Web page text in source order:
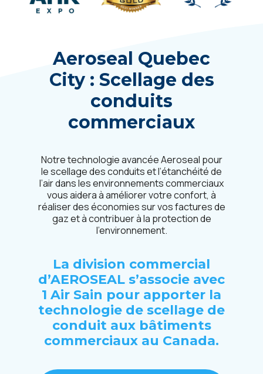
Aeroseal Quebec
City: Scellage des
conduits
commerciaux
Notre technologie avancée Aeroseal pour
le scellage des conduits et l’étanchéité de
l’air dans les environnements commerciaux
vous aidera à améliorer votre confort, à
réaliser des économies sur vos factures de
gaz et à contribuer à la protection de
l’environnement.
La division commercial
d’AEROSEAL s’associe avec
1 Air Sain pour apporter la
technologie de scellage de
conduit aux bâtiments
commerciaux au Canada.